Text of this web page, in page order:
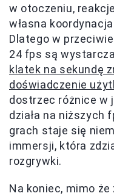
w otoczeniu,
własna
Dlatego w
24 fps są
klatek na sekundę
doświadczenie
dostrzec różnice w
działa na niższych
grach staje się
immersji, która
rozgrywki.
Na koniec, mimo